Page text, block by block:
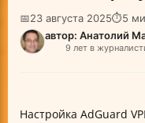
📅23 августа 2025⏱5
автор: Анатолий
9 лет в
Настройка AdGuard